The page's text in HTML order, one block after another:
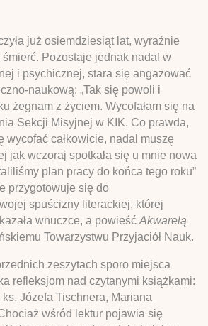
już osiemdziesiąt lat, wyraźnie
Pozostaje jednak nadal w
i psychicznej, stara się angażować
naukową: „Tak się powoli i
żegnam z życiem. Wycofałam się na
Sekcji Misyjnej w KIK. Co prawda,
wycofać całkowicie, nadal muszę
jak wczoraj spotkała się u mnie nowa
plan pracy do końca tego roku”
przygotowuje się do
spuścizny literackiej, której
wnuczce, a powieść Akwarelą
Towarzystwu Przyjaciół Nauk.
zeszytach sporo miejsca
refleksjom nad czytanymi książkami:
Józefa Tischnera, Mariana
wśród lektur pojawia się